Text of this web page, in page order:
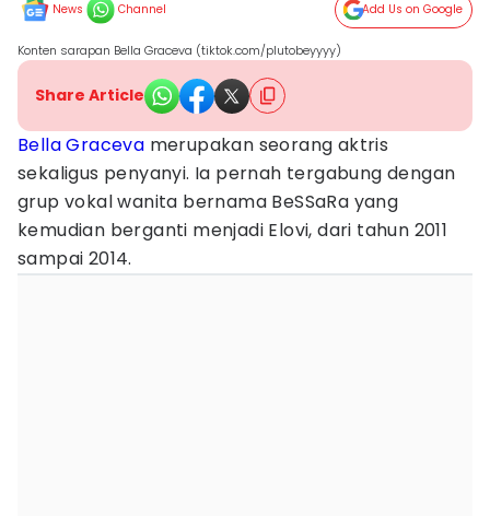
News Channel Add Us on Google
Konten sarapan Bella Graceva (tiktok.com/plutobeyyyy)
Share Article
Bella Graceva merupakan seorang aktris
sekaligus penyanyi. Ia pernah tergabung dengan
grup vokal wanita bernama BeSSaRa yang
kemudian berganti menjadi Elovi, dari tahun 2011
sampai 2014.